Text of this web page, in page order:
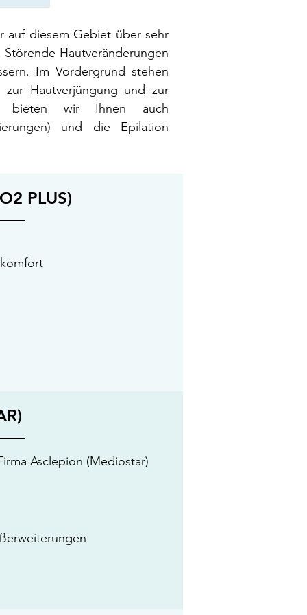
auf diesem Gebiet über sehr
Hautveränderungen
Im Vordergrund stehen
zur Hautverjüngung und zur
bieten wir Ihnen auch
und die Epilation
PLUS)
Asclepion (Mediostar)